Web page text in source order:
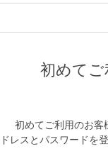
初めてご
初めてご利用のお客
レスとパスワードを